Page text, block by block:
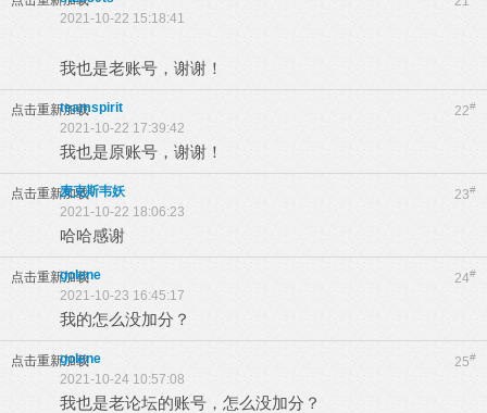
2021-10-22 15:18:41
我也是老账号，谢谢！
点击重新加载 22#
teamspirit
2021-10-22 17:39:42
我也是原账号，谢谢！
点击重新加载 23#
麦克斯韦妖
2021-10-22 18:06:23
哈哈感谢
点击重新加载 24#
golene
2021-10-23 16:45:17
我的怎么没加分？
点击重新加载 25#
golene
2021-10-24 10:57:08
我也是老论坛的账号，怎么没加分？